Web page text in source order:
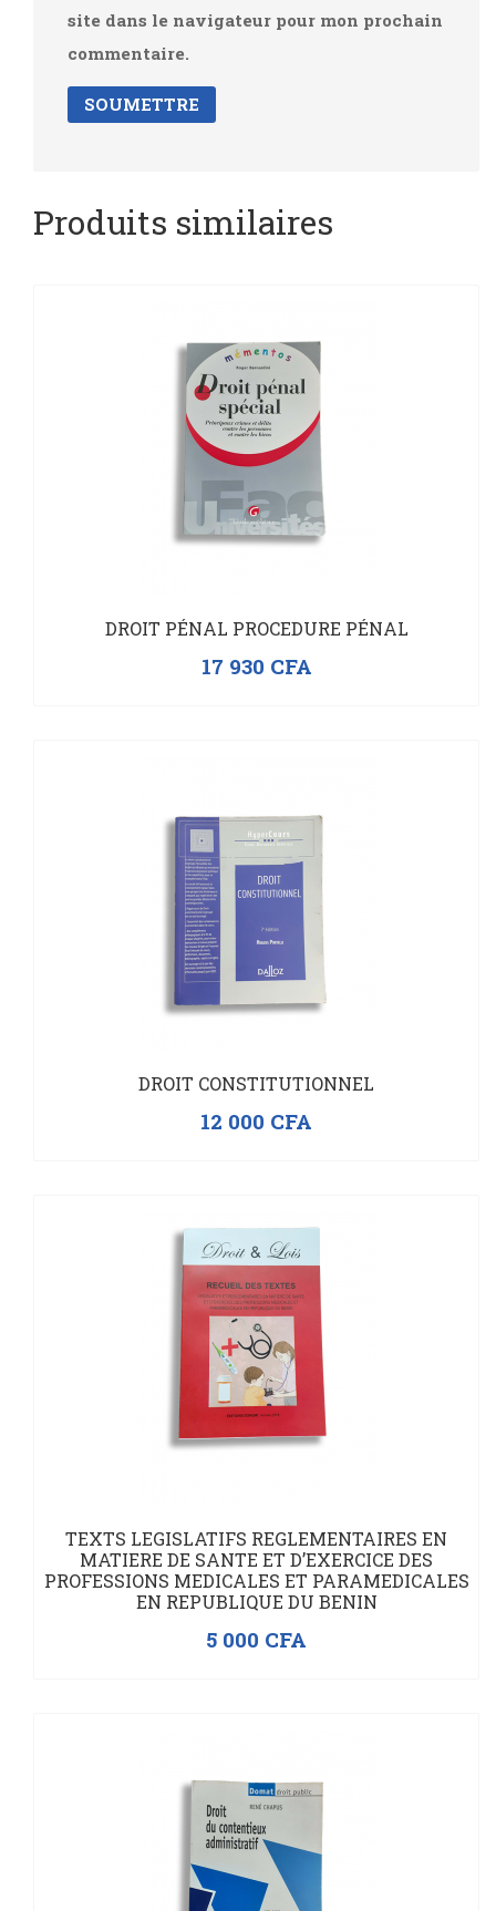
site dans le navigateur pour mon prochain
commentaire.
Produits similaires
DROIT PÉNAL PROCEDURE PÉNAL
17 930 CFA
DROIT CONSTITUTIONNEL
12 000 CFA
TEXTS LEGISLATIFS REGLEMENTAIRES EN
MATIERE DE SANTE ET D’EXERCICE DES
PROFESSIONS MEDICALES ET PARAMEDICALES
EN REPUBLIQUE DU BENIN
5 000 CFA